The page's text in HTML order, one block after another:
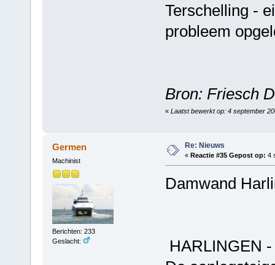
Terschelling -
probleem
Bron: Friesch
« Laatst bewerkt op: 4 september
Germen
Machinist
Berichten: 233
Geslacht:
Re: Nieuws
« Reactie #35 Gepost op: 4
Damwand
HARLINGEN